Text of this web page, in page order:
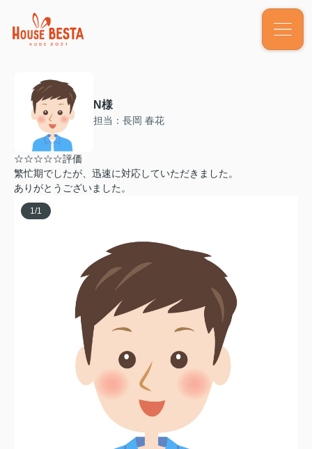
N様
担当：長岡 春花
☆☆☆☆☆評価
繁忙期でしたが、迅速に対応していただきました。
ありがとうございました。
1 /1